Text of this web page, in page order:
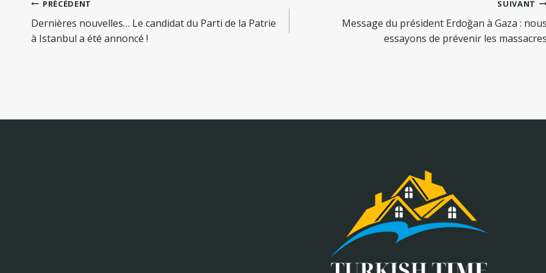
de
l’article
PRÉCÉDENT
Dernières nouvelles… Le candidat du Parti de la Patrie
à Istanbul a été annoncé !
SUIVANT
Message du président Erdoğan à Gaza :
essayons de prévenir les